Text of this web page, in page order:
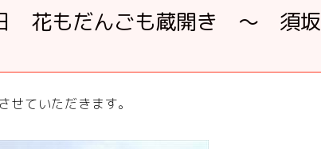
花もだんごも蔵開き ～ 須坂
せていただきます。